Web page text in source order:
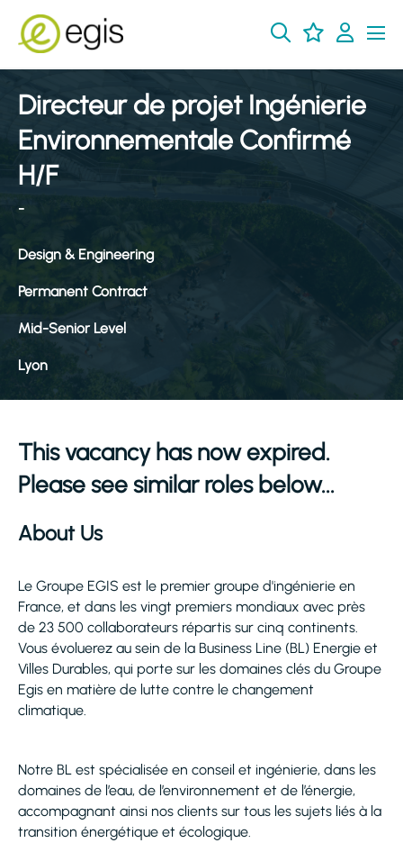
Directeur de projet Ingénierie
Environnementale Confirmé
H/F
-
Design & Engineering
Permanent Contract
Mid-Senior Level
Lyon
This vacancy has now expired.
Please see similar roles below...
About Us
Le Groupe EGIS est le premier groupe d'ingénierie en
France, et dans les vingt premiers mondiaux avec près
de 23 500 collaborateurs répartis sur cinq continents.
Vous évoluerez au sein de la Business Line (BL) Energie et
Villes Durables, qui porte sur les domaines clés du Groupe
Egis en matière de lutte contre le changement
climatique.
Notre BL est spécialisée en conseil et ingénierie, dans les
domaines de l’eau, de l’environnement et de l’énergie,
accompagnant ainsi nos clients sur tous les sujets liés à la
transition énergétique et écologique.